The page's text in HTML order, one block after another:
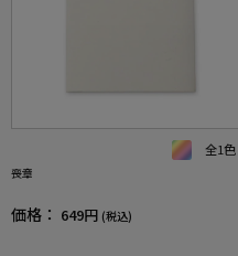
全1色
喪章
価格： 649円 (税込)